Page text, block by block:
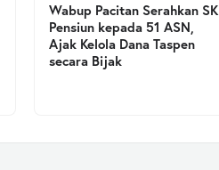
Wabup Pacitan Serahkan SK
Pensiun kepada 51 ASN,
Ajak Kelola Dana Taspen
secara Bijak